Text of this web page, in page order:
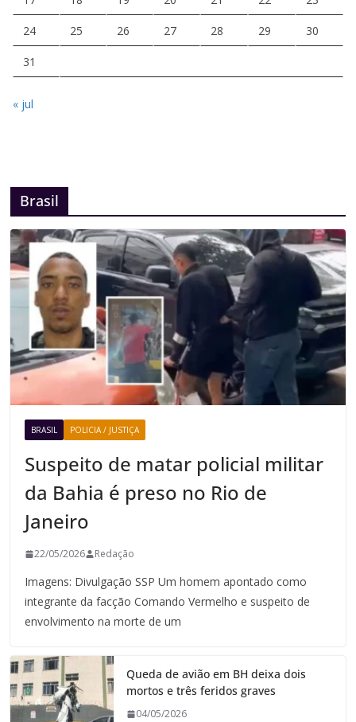
24 25 26 27 28 29 30
31
« jul
Brasil
BRASIL POLICIA / JUSTIÇA
Suspeito de matar policial militar
da Bahia é preso no Rio de
Janeiro
22/05/2026 Redação
Imagens: Divulgação SSP Um homem apontado como
integrante da facção Comando Vermelho e suspeito de
envolvimento na morte de um
Queda de avião em BH deixa dois
mortos e três feridos graves
04/05/2026